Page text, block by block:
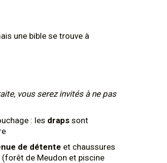
une bible se trouve à
vous serez invités à ne pas
: les draps sont
de détente et chaussures
de Meudon et piscine